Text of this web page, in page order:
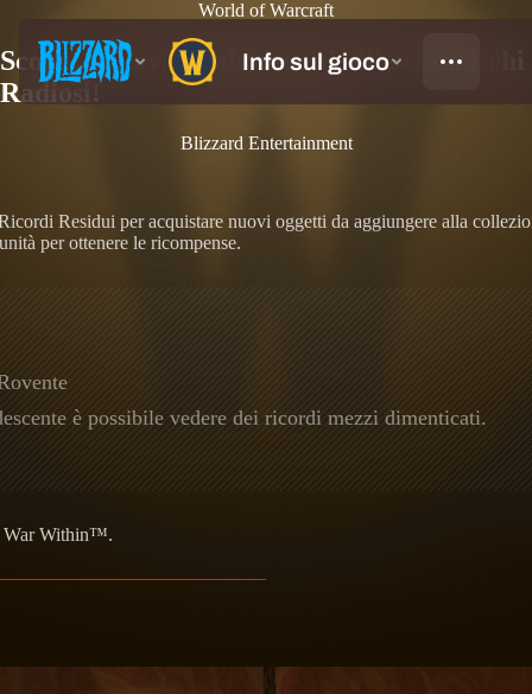
World of Warcraft
Scopri i nuovi cambiamenti all'evento Echi
Radiosi!
Blizzard Entertainment
Residui per acquistare nuovi oggetti da aggiungere alla
per ottenere le ricompense.
è possibile vedere dei ricordi mezzi dimenticati.
War Within™.